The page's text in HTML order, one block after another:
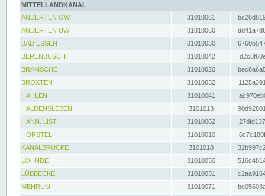
MITTELLANDKANAL
ANDERTEN OW
31010061
ANDERTEN UW
31010060
BAD ESSEN
31010030
BERENBUSCH
31010042
BRAMSCHE
31010020
BROXTEN
31010032
HAHLEN
31010041
HALDENSLEBEN
3101013
HANN. LIST
31010062
HÖRSTEL
31010010
KANALBRÜCKE
3101018
LOHNDE
31010050
LÜBBECKE
31010031
MEHRUM
31010071